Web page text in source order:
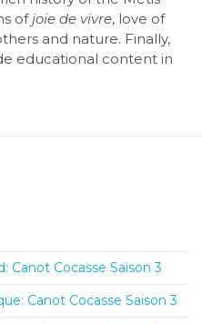
ofjoie de vivre, love of
and nature. Finally,
educational content in
Canot Cocasse Saison 3
Canot Cocasse Saison 3